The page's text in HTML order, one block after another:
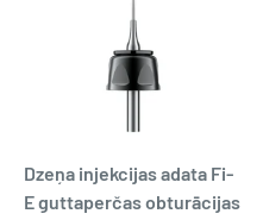
Dzeņa injekcijas adata Fi-
E guttaperčas obturācijas